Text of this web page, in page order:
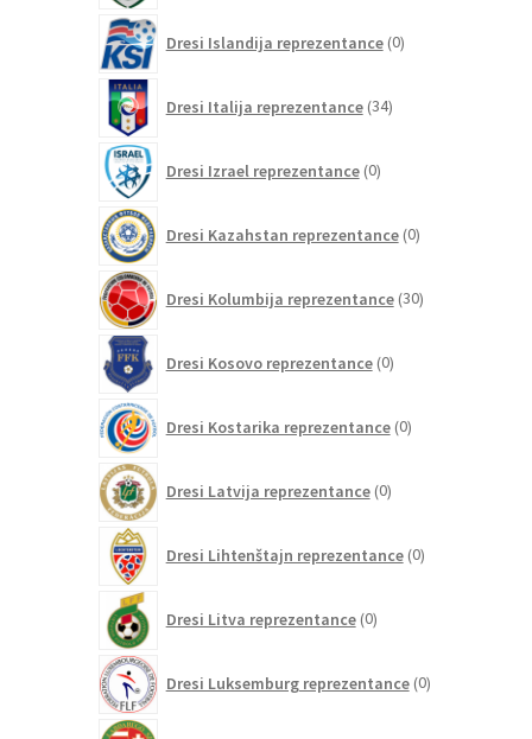
Dresi Islandija reprezentance 0izdelkov
Dresi Italija reprezentance 34izdelkov
Dresi Izrael reprezentance 0izdelkov
Dresi Kazahstan reprezentance 0izdelkov
Dresi Kolumbija reprezentance 30izdelkov
Dresi Kosovo reprezentance 0izdelkov
Dresi Kostarika reprezentance 0izdelkov
Dresi Latvija reprezentance 0izdelkov
Dresi Lihtenštajn reprezentance 0izdelkov
Dresi Litva reprezentance 0izdelkov
Dresi Luksemburg reprezentance 0izdelkov